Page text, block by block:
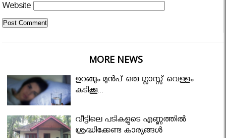
Website
MORE NEWS
ഉറങ്ങും മുന്‍പ് ഒരു ഗ്ലാസ്സ് വെള്ളം
കുടിക്കൂ...
വീട്ടിലെ പടികളുടെ എണ്ണത്തിൽ
ശ്രദ്ധിക്കേണ്ട കാര്യങ്ങൾ